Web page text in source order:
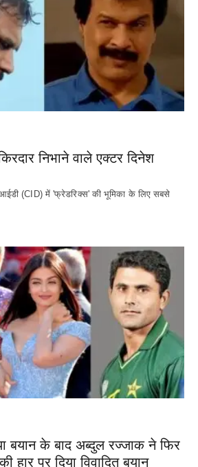
निभाने वाले एक्टर दिनेश
(CID) में 'फ्रेडरिक्स' की भूमिका के लिए सबसे
बयान के बाद अब्दुल रज्जाक ने फिर
हार पर दिया विवादित बयान